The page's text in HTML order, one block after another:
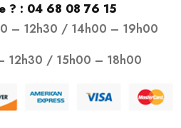
? : 04 68 08 76 15
– 12h30 / 14h00 – 19h00
12h30 / 15h00 – 18h00